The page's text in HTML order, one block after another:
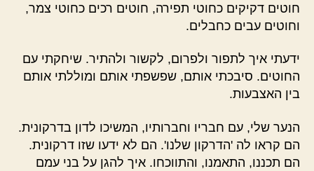
חוטים דקיקים כחוטי תפירה, חוטים רכים כחוטי צמר,
וחוטים עבים כחבלים.
ידעתי איך לתפור ולפרום, לקשור ולהתיר. שיחקתי עם
החוטים. סיבכתי אותם, שפשפתי אותם ומוללתי אותם
בין האצבעות.
הנער שלי, עם חבריו וחברותיו, המשיכו לדון בדרקונית.
הם קראו לה 'הדרקון שלנו'. הם לא ידעו שזו דרקונית.
הם תכננו, התאמנו, והתווכחו. איך להגן על בני עמם